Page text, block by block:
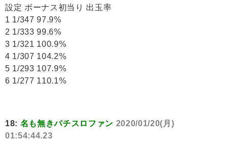
設定 ボーナス初当り 出玉率
1 1/347 97.9%
2 1/333 99.6%
3 1/321 100.9%
4 1/307 104.2%
5 1/293 107.9%
6 1/277 110.1%
18: 名も無きパチスロファン 2020/01/20(月)
01:54:44.23